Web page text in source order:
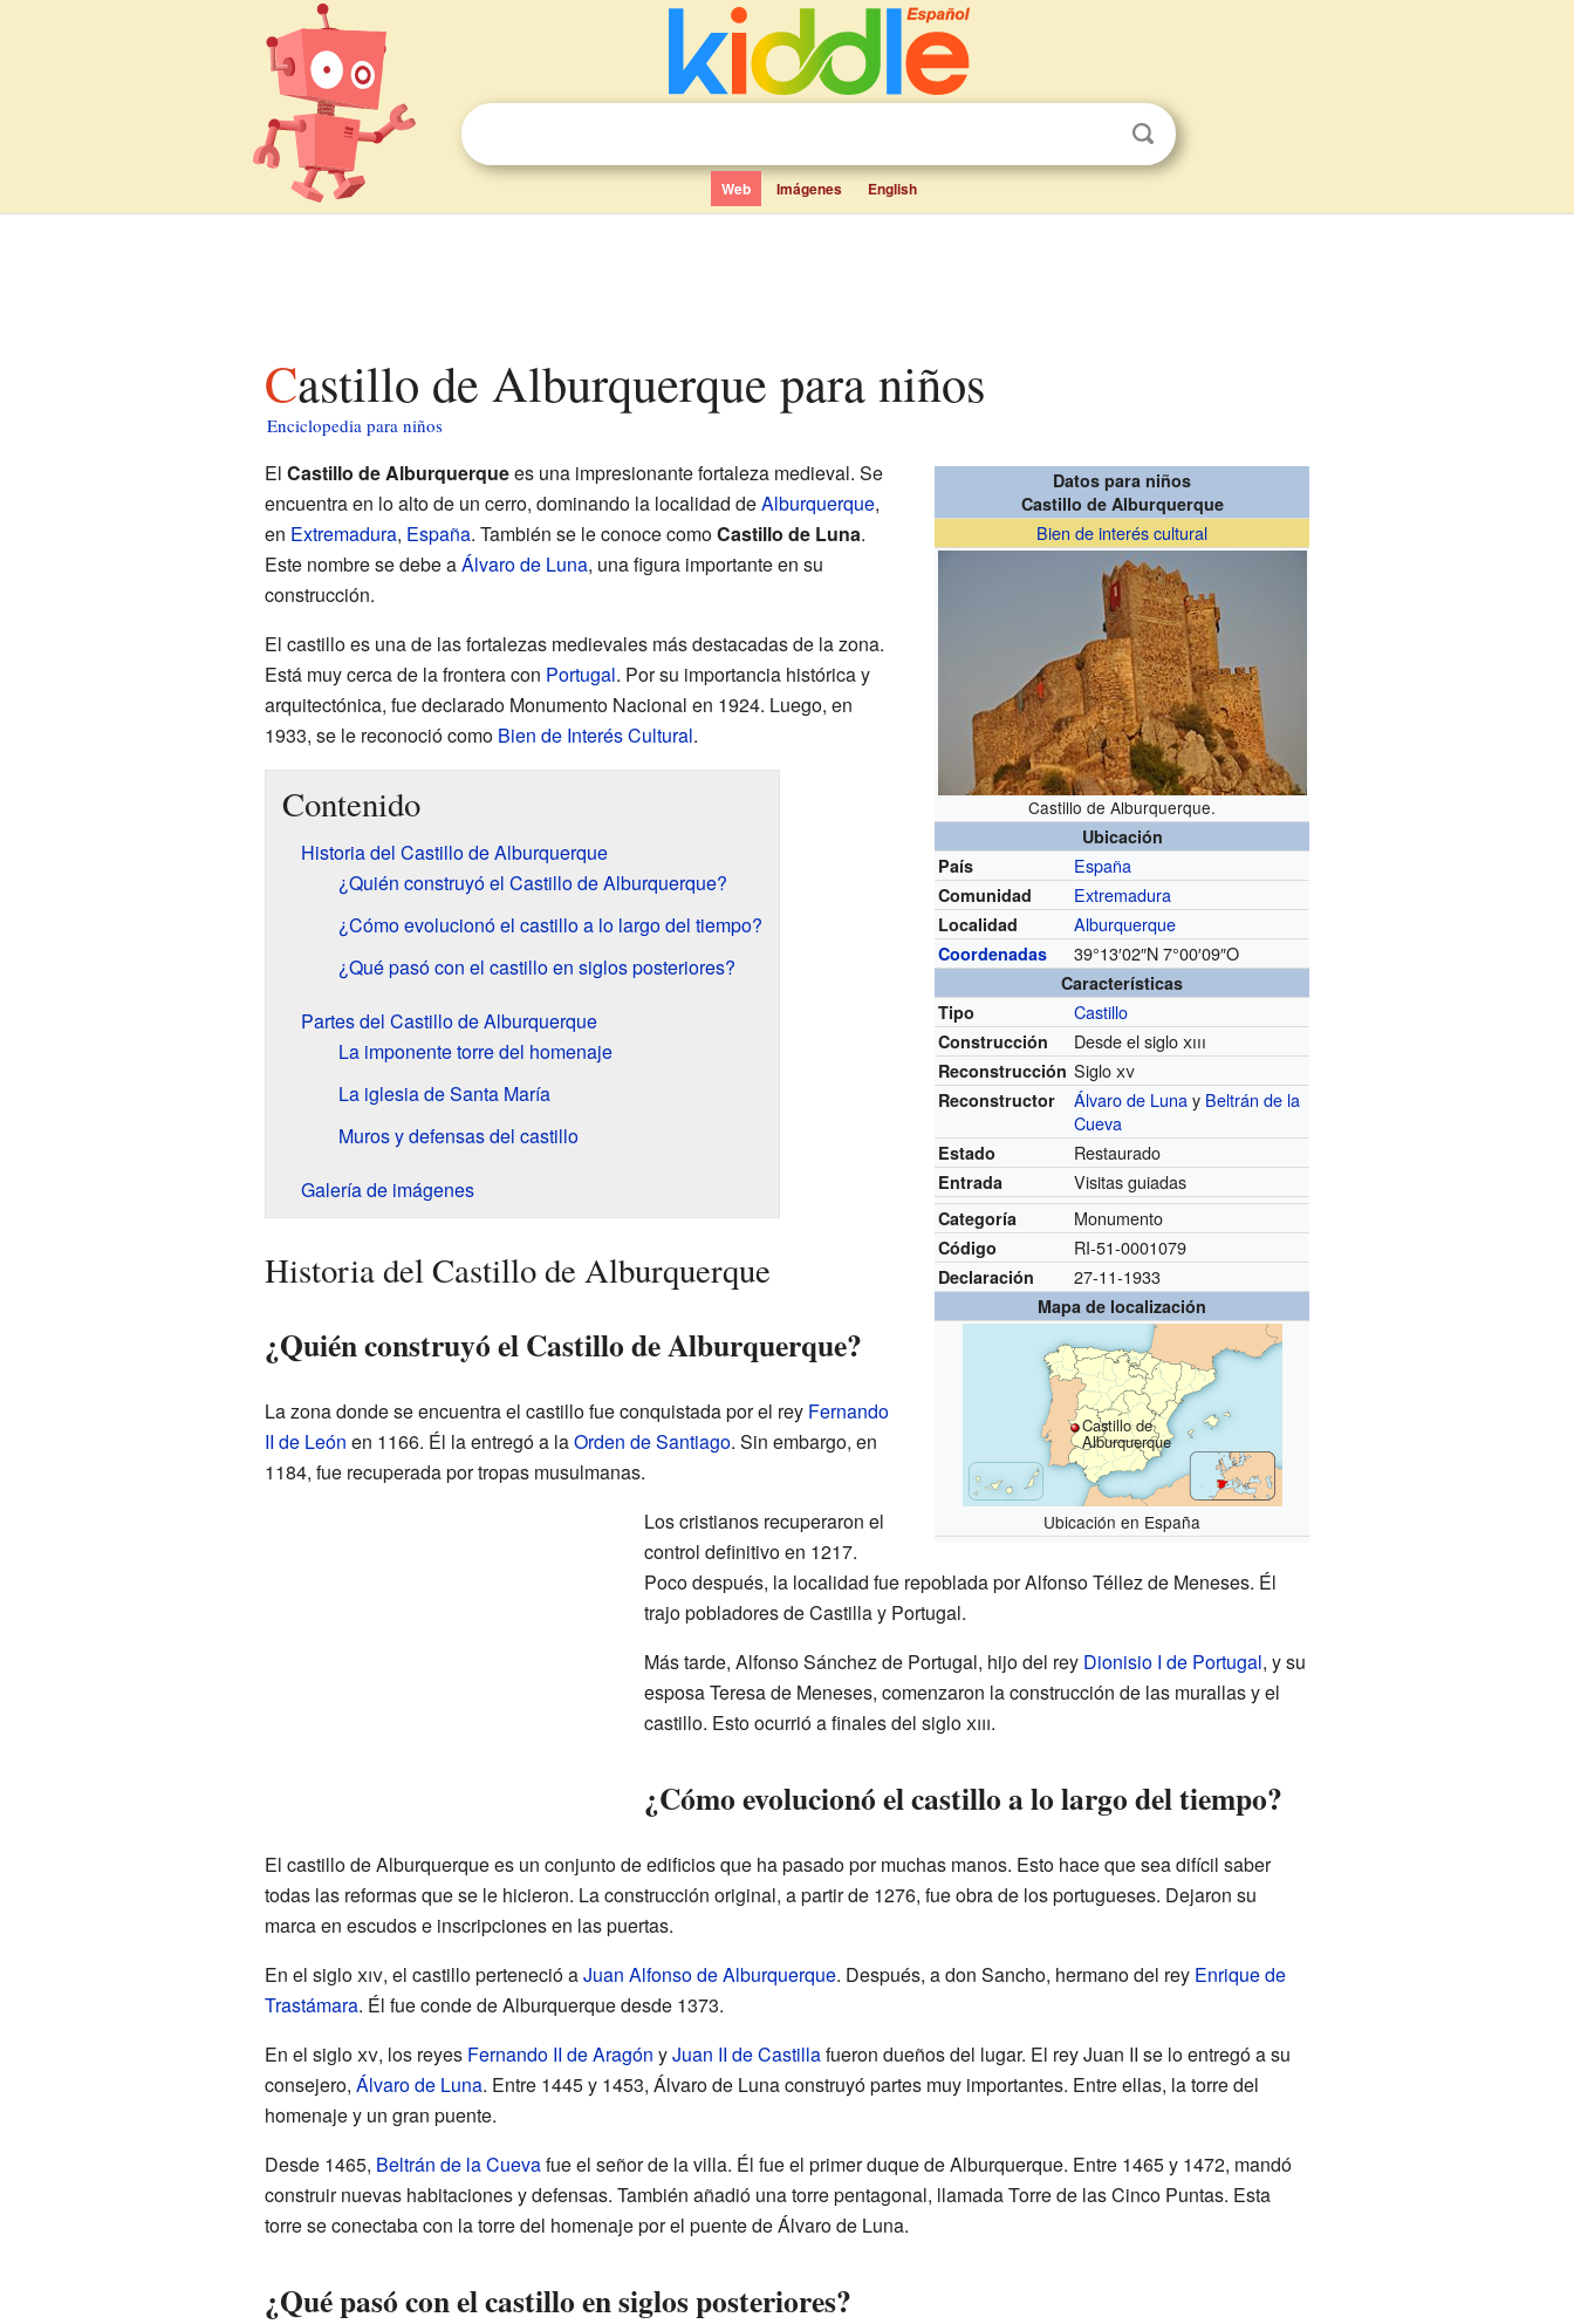
Web Imágenes English
Castillo de Alburquerque para niños
Enciclopedia para niños
Datos para niños
Castillo de Alburquerque
Bien de interés cultural
Castillo de Alburquerque.
Ubicación
País
España
Comunidad Extremadura
Localidad Alburquerque
Coordenadas 39°13′02″N 7°00′09″O
Características
Tipo
Castillo
Construcción Desde el sigloxiii
Reconstrucción Sigloxv
Reconstructor Álvaro de Lunay Beltrán de la
Cueva
Estado Restaurado
Entrada Visitas guiadas
Categoría Monumento
Código RI-51-0001079
Declaración 27-11-1933
Mapa de localización
Castillo de
Alburquerque
Ubicación en España
El Castillo de Alburquerquees una impresionante fortaleza medieval. Se
encuentra en lo alto de un cerro, dominando la localidad deAlburquerque,
en Extremadura, España. También se le conoce comoCastillo de Luna.
Este nombre se debe aÁlvaro de Luna, una figura importante en su
construcción.
El castillo es una de las fortalezas medievales más destacadas de la zona.
Está muy cerca de la frontera con Portugal. Por su importancia histórica y
arquitectónica, fue declarado Monumento Nacional en 1924. Luego, en
1933, se le reconoció como Bien de Interés Cultural.
Contenido
Historia del Castillo de Alburquerque
¿Quién construyó el Castillo de Alburquerque?
¿Cómo evolucionó el castillo a lo largo del tiempo?
¿Qué pasó con el castillo en siglos posteriores?
Partes del Castillo de Alburquerque
La imponente torre del homenaje
La iglesia de Santa María
Muros y defensas del castillo
Galería de imágenes
Historia del Castillo de Alburquerque
¿Quién construyó el Castillo de Alburquerque?
La zona donde se encuentra el castillo fue conquistada por el rey Fernando
II de León en 1166. Él la entregó a laOrden de Santiago. Sin embargo, en
1184, fue recuperada por tropas musulmanas.
Los cristianos recuperaron el
control definitivo en 1217.
Poco después, la localidad fue repoblada por Alfonso Téllez de Meneses. Él
trajo pobladores de Castilla y Portugal.
Más tarde, Alfonso Sánchez de Portugal, hijo del rey Dionisio I de Portugal, y su
esposa Teresa de Meneses, comenzaron la construcción de las murallas y el
castillo. Esto ocurrió a finales del sigloxiii.
¿Cómo evolucionó el castillo a lo largo del tiempo?
El castillo de Alburquerque es un conjunto de edificios que ha pasado por muchas manos. Esto hace que sea difícil saber
todas las reformas que se le hicieron. La construcción original, a partir de 1276, fue obra de los portugueses. Dejaron su
marca en escudos e inscripciones en las puertas.
En el sigloxiv, el castillo perteneció aJuan Alfonso de Alburquerque. Después, a don Sancho, hermano del rey Enrique de
Trastámara. Él fue conde de Alburquerque desde 1373.
En el sigloxv, los reyes Fernando II de Aragón yJuan II de Castillafueron dueños del lugar. El rey Juan II se lo entregó a su
consejero, Álvaro de Luna. Entre 1445 y 1453, Álvaro de Luna construyó partes muy importantes. Entre ellas, la torre del
homenaje y un gran puente.
Desde 1465, Beltrán de la Cuevafue el señor de la villa. Él fue el primer duque de Alburquerque. Entre 1465 y 1472, mandó
construir nuevas habitaciones y defensas. También añadió una torre pentagonal, llamada Torre de las Cinco Puntas. Esta
torre se conectaba con la torre del homenaje por el puente de Álvaro de Luna.
¿Qué pasó con el castillo en siglos posteriores?